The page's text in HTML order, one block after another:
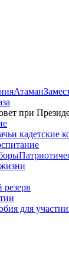
Атаман
при
кадетские
для